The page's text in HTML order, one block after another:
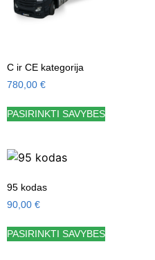
C ir CE kategorija
780,00 €
PASIRINKTI SAVYBES
95 kodas
90,00 €
PASIRINKTI SAVYBES